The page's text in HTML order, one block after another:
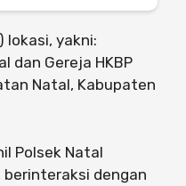
lokasi, yakni:
dan Gereja HKBP
Natal, Kabupaten
Polsek Natal
berinteraksi dengan